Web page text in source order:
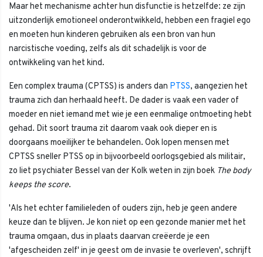
Maar het mechanisme achter hun disfunctie is hetzelfde: ze zijn
uitzonderlijk emotioneel onderontwikkeld, hebben een fragiel ego
en moeten hun kinderen gebruiken als een bron van hun
narcistische voeding, zelfs als dit schadelijk is voor de
ontwikkeling van het kind.
Een complex trauma (CPTSS) is anders dan PTSS, aangezien het
trauma zich dan herhaald heeft. De dader is vaak een vader of
moeder en niet iemand met wie je een eenmalige ontmoeting hebt
gehad. Dit soort trauma zit daarom vaak ook dieper en is
doorgaans moeilijker te behandelen. Ook lopen mensen met
CPTSS sneller PTSS op in bijvoorbeeld oorlogsgebied als militair,
zo liet psychiater Bessel van der Kolk weten in zijn boek The body
keeps the score.
'Als het echter familieleden of ouders zijn, heb je geen andere
keuze dan te blijven. Je kon niet op een gezonde manier met het
trauma omgaan, dus in plaats daarvan creëerde je een
'afgescheiden zelf' in je geest om de invasie te overleven', schrijft